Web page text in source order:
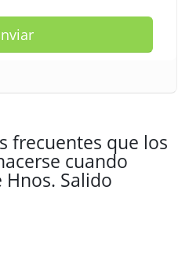
frecuentes que los
cuando
Hnos. Salido